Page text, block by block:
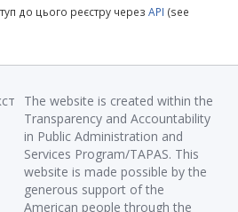
до цього реєстру через API (see
The website is created within the
Transparency and Accountability
in Public Administration and
Services Program/TAPAS. This
website is made possible by the
generous support of the
American people through the